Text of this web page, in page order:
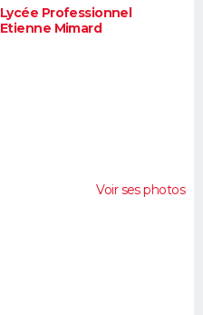
Lycée Professionnel
Etienne Mimard
Voir ses photos